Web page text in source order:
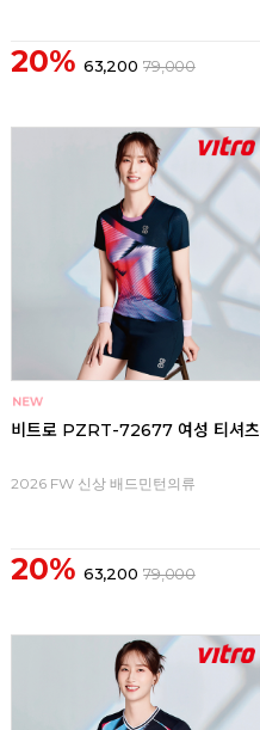
20% 63,200 79,000
비트로 PZRT-72677 여성 티셔츠
2026 FW 신상 배드민턴의류
20% 63,200 79,000